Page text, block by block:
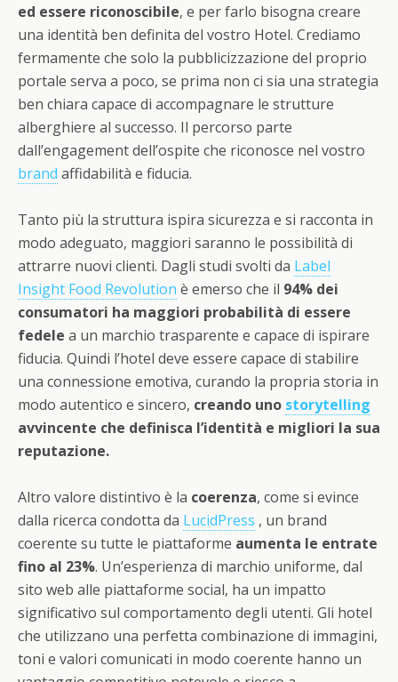
ed essere riconoscibile, e per farlo bisogna creare
una identità ben definita del vostro Hotel. Crediamo
fermamente che solo la pubblicizzazione del proprio
portale serva a poco, se prima non ci sia una strategia
ben chiara capace di accompagnare le strutture
alberghiere al successo. Il percorso parte
dall’engagement dell’ospite che riconosce nel vostro
brand affidabilità e fiducia.
Tanto più la struttura ispira sicurezza e si racconta in
modo adeguato, maggiori saranno le possibilità di
attrarre nuovi clienti. Dagli studi svolti da Label
Insight Food Revolution è emerso che il 94% dei
consumatori ha maggiori probabilità di essere
fedele a un marchio trasparente e capace di ispirare
fiducia. Quindi l’hotel deve essere capace di stabilire
una connessione emotiva, curando la propria storia in
modo autentico e sincero, creando uno storytelling
avvincente che definisca l’identità e migliori la sua
reputazione.
Altro valore distintivo è la coerenza, come si evince
dalla ricerca condotta da LucidPress , un brand
coerente su tutte le piattaforme aumenta le entrate
fino al 23%. Un’esperienza di marchio uniforme, dal
sito web alle piattaforme social, ha un impatto
significativo sul comportamento degli utenti. Gli hotel
che utilizzano una perfetta combinazione di immagini,
toni e valori comunicati in modo coerente hanno un